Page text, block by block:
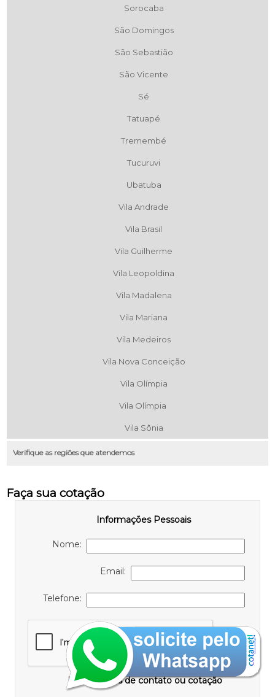
Sorocaba
São Domingos
São Sebastião
São Vicente
Sé
Tatuapé
Tremembé
Tucuruvi
Ubatuba
Vila Andrade
Vila Brasil
Vila Guilherme
Vila Leopoldina
Vila Madalena
Vila Mariana
Vila Medeiros
Vila Nova Conceição
Vila Olímpia
Vila Olímpia
Vila Sônia
Verifique as regiões que atendemos
Faça sua cotação
Informações Pessoais
Nome:
Email:
Telefone:
Informações de contato ou cotação